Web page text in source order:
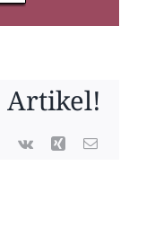
Artikel!
Vk Xing E-